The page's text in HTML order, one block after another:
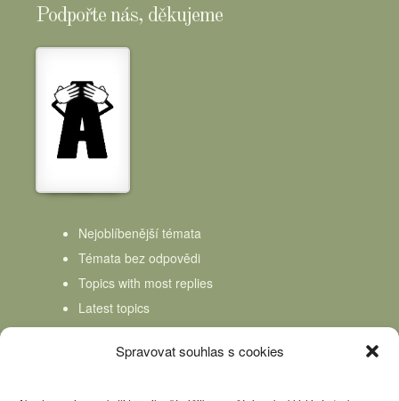
Spravovat souhlas s cookies
Podpořte nás, děkujeme
Nejoblíbenější témata
Témata bez odpovědi
Topics with most replies
Latest topics
Topics Freshness